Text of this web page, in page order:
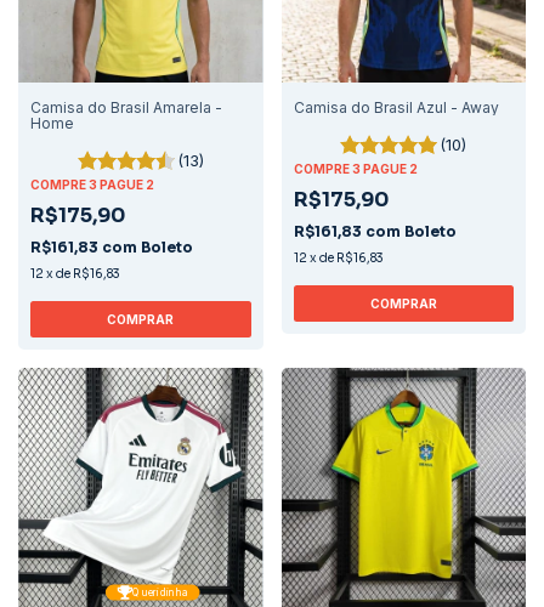
Camisa do Brasil Amarela -
Home
(13)
COMPRE 3 PAGUE 2
R$175,90
R$161,83 com Boleto
12 x de R$16,83
COMPRAR
Camisa do Brasil Azul - Away
(10)
COMPRE 3 PAGUE 2
R$175,90
R$161,83 com Boleto
12 x de R$16,83
COMPRAR
Queridinha